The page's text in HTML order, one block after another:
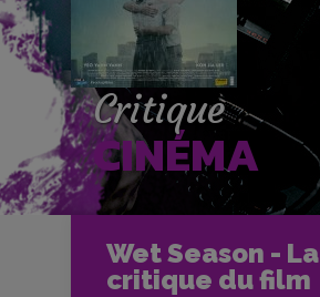
Critique
CINÉMA
Wet Season - La
critique du film
Accueil
Critiques et fiches films
Wet Season - La critique